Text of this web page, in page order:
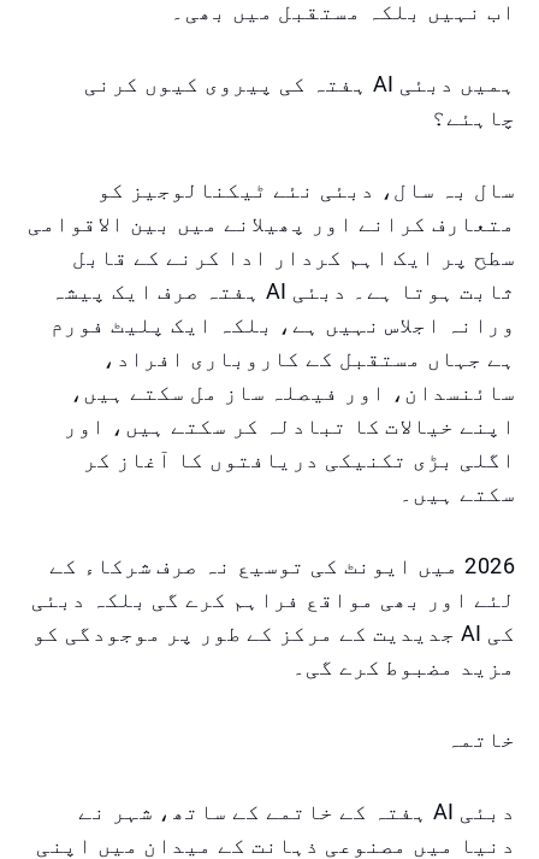
اب نہیں بلکہ مستقبل میں بھی۔
ہمیں دبئی AI ہفتہ کی پیروی کیوں کرنی
چاہئے؟
سال بہ سال، دبئی نئے ٹیکنالوجیز کو
متعارف کرانے اور پھیلانے میں بین الاقوامی
سطح پر ایک اہم کردار ادا کرنے کے قابل
ثابت ہوتا ہے۔ دبئی AI ہفتہ صرف ایک پیشہ
ورانہ اجلاس نہیں ہے، بلکہ ایک پلیٹ فورم
ہے جہاں مستقبل کے کاروباری افراد،
سائنسدان، اور فیصلہ ساز مل سکتے ہیں،
اپنے خیالات کا تبادلہ کر سکتے ہیں، اور
اگلی بڑی تکنیکی دریافتوں کا آغاز کر
سکتے ہیں۔
2026 میں ایونٹ کی توسیع نہ صرف شرکاء کے
لئے اور بھی مواقع فراہم کرے گی بلکہ دبئی
کی AI جدیدیت کے مرکز کے طور پر موجودگی کو
مزید مضبوط کرے گی۔
خاتمہ
دبئی AI ہفتہ کے خاتمے کے ساتھ، شہر نے
دنیا میں مصنوعی ذہانت کے میدان میں اپنی